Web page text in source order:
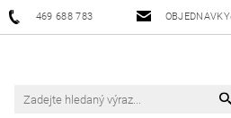
469 688 783